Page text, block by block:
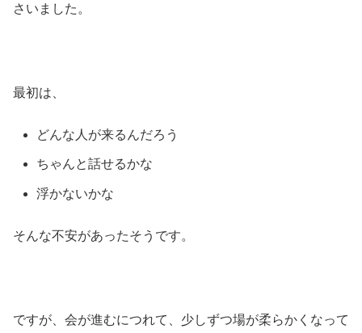
さいました。
最初は、
どんな人が来るんだろう
ちゃんと話せるかな
浮かないかな
そんな不安があったそうです。
ですが、会が進むにつれて、少しずつ場が柔らかくなって